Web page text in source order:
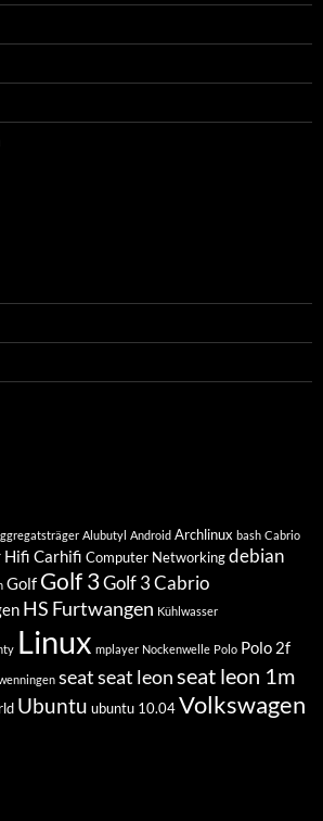
Alubutyl Android Archlinux bash Cabrio
Hifi Carhifi Computer Networkingdebian
Golf Golf 3Golf 3 Cabrio
HS Furtwangen Kühlwasser
Linux mplayer Nockenwelle Polo Polo 2f
seatseat leonseat leon 1m
Ubuntu ubuntu 10.04Volkswagen